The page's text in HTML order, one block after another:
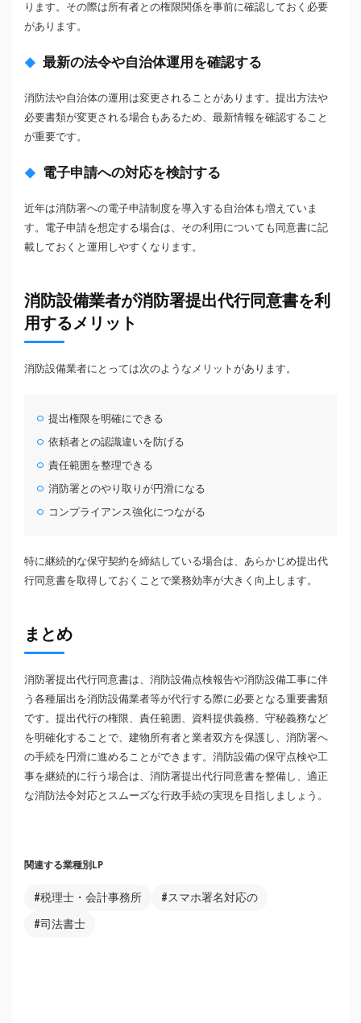
ります。その際は所有者との権限関係を事前に確認しておく必要
があります。
最新の法令や自治体運用を確認する
消防法や自治体の運用は変更されることがあります。提出方法や
必要書類が変更される場合もあるため、最新情報を確認すること
が重要です。
電子申請への対応を検討する
近年は消防署への電子申請制度を導入する自治体も増えていま
す。電子申請を想定する場合は、その利用についても同意書に記
載しておくと運用しやすくなります。
消防設備業者が消防署提出代行同意書を利
用するメリット
消防設備業者にとっては次のようなメリットがあります。
提出権限を明確にできる
依頼者との認識違いを防げる
責任範囲を整理できる
消防署とのやり取りが円滑になる
コンプライアンス強化につながる
特に継続的な保守契約を締結している場合は、あらかじめ提出代
行同意書を取得しておくことで業務効率が大きく向上します。
まとめ
消防署提出代行同意書は、消防設備点検報告や消防設備工事に伴
う各種届出を消防設備業者等が代行する際に必要となる重要書類
です。提出代行の権限、責任範囲、資料提供義務、守秘義務など
を明確化することで、建物所有者と業者双方を保護し、消防署へ
の手続を円滑に進めることができます。消防設備の保守点検や工
事を継続的に行う場合は、消防署提出代行同意書を整備し、適正
な消防法令対応とスムーズな行政手続の実現を目指しましょう。
関連する業種別LP
#税理士・会計事務所 #スマホ署名対応の
#司法書士